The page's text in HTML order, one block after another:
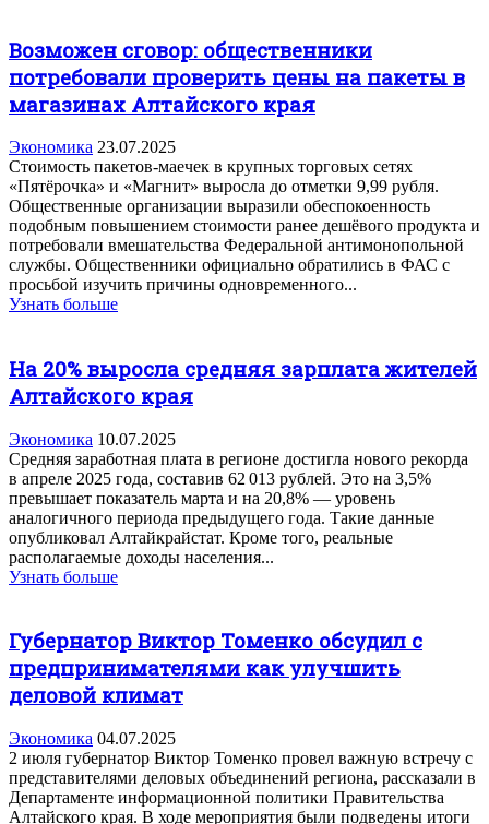
Возможен сговор: общественники
потребовали проверить цены на пакеты в
магазинах Алтайского края
Экономика 23.07.2025
Стоимость пакетов-маечек в крупных торговых сетях
«Пятёрочка» и «Магнит» выросла до отметки 9,99 рубля.
Общественные организации выразили обеспокоенность
подобным повышением стоимости ранее дешёвого продукта и
потребовали вмешательства Федеральной антимонопольной
службы. Общественники официально обратились в ФАС с
просьбой изучить причины одновременного...
Узнать больше
На 20% выросла средняя зарплата жителей
Алтайского края
Экономика 10.07.2025
Средняя заработная плата в регионе достигла нового рекорда
в апреле 2025 года, составив 62 013 рублей. Это на 3,5%
превышает показатель марта и на 20,8% — уровень
аналогичного периода предыдущего года. Такие данные
опубликовал Алтайкрайстат. Кроме того, реальные
располагаемые доходы населения...
Узнать больше
Губернатор Виктор Томенко обсудил с
предпринимателями как улучшить
деловой климат
Экономика 04.07.2025
2 июля губернатор Виктор Томенко провел важную встречу с
представителями деловых объединений региона, рассказали в
Департаменте информационной политики Правительства
Алтайского края. В ходе мероприятия были подведены итоги